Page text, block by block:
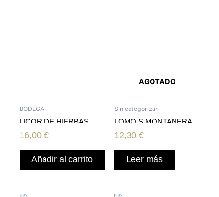
BODEGA
LICOR DE HIERBAS
MERITO
16,00 €
Añadir al carrito
AGOTADO
Sin categorizar
LOMO S.MONTANERA
LONCHEADO 100GR.
12,30 €
Leer más